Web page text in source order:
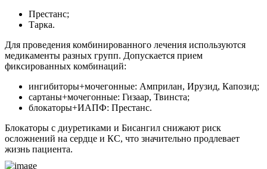
Престанс;
Тарка.
Для проведения комбинированного лечения используются
медикаменты разных групп. Допускается прием
фиксированных комбинаций:
ингибиторы+мочегонные: Амприлан, Ирузид, Капозид;
сартаны+мочегонные: Гизаар, Твинста;
блокаторы+ИАПФ: Престанс.
Блокаторы с диуретиками и Бисангил снижают риск
осложнений на сердце и КС, что значительно продлевает
жизнь пациента.